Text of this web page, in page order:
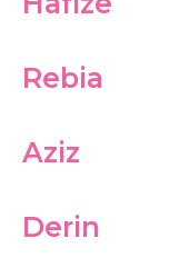
Rebia
Aziz
Derin